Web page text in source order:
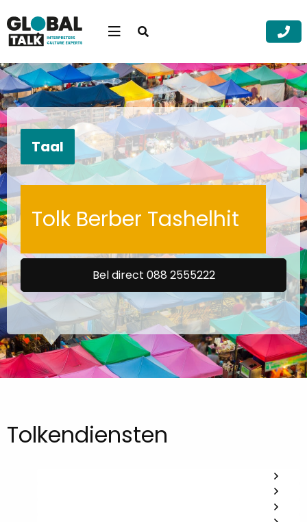
Open
Zoek
Zoek
Taal
Tolk Berber Tashelhit
Bel direct 088 2555222
Tolkendiensten